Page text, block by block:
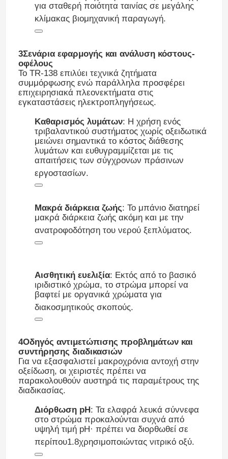
Σχετικά με εμάς
Ξενάγηση στο Εργοστάσιο
Ποιοτικός έλεγχος
Επικοινωνήστε μαζί μας
Ειδήσεις
Χημικά για επιμετάλλωση ψευδαργύρου
Χημικά για την επιχρίστωση με νικέλιο
Χημικά επιχρωμιωμένα
Χημικά για την ηλεκτροπληγή
Χημικά ενδιάμεσα προϊόντα
Χημικές ουσίες προεπεξεργασίας μετάλλων
Χημικά μετά τη θεραπεία
για σταθερή ποιότητα ταινίας σε μεγάλης
κλίμακας βιομηχανική παραγωγή.
3Σενάρια εφαρμογής και ανάλυση κόστους-
οφέλους
Το TR-138 επιλύει τεχνικά ζητήματα
συμμόρφωσης ενώ παράλληλα προσφέρει
επιχειρησιακά πλεονεκτήματα στις
εγκαταστάσεις ηλεκτροπληγήσεως.
Καθαρισμός λυμάτων: Η χρήση ενός
τριβαλαντικού συστήματος χωρίς οξειδωτικά
μειώνει σημαντικά το κόστος διάθεσης
λυμάτων και ευθυγραμμίζεται με τις
απαιτήσεις των σύγχρονων πράσινων
εργοστασίων.
Μακρά διάρκεια ζωής: Το μπάνιο διατηρεί
μακρά διάρκεια ζωής ακόμη και με την
ανατροφοδότηση του νερού ξεπλύματος.
Αισθητική ευελιξία: Εκτός από το βασικό
ιριδιστικό χρώμα, το στρώμα μπορεί να
βαφτεί με οργανικά χρώματα για
διακοσμητικούς σκοπούς.
4Οδηγός αντιμετώπισης προβλημάτων και
συντήρησης διαδικασιών
Για να εξασφαλιστεί μακροχρόνια αντοχή στην
οξείδωση, οι χειριστές πρέπει να
παρακολουθούν αυστηρά τις παραμέτρους της
διαδικασίας.
Διόρθωση pH : Τα ελαφρά λευκά σύννεφα
στο στρώμα προκαλούνται συχνά από
υψηλή τιμή pH· πρέπει να διορθωθεί σε
περίπου1.8χρησιμοποιώντας νιτρικό οξύ.